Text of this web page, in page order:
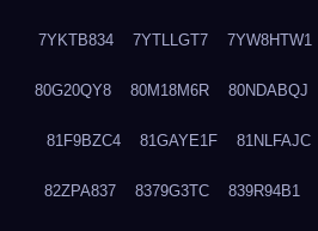
7YKTB834 7YTLLGT7 7YW8HTW1
80G20QY8 80M18M6R 80NDABQJ
81F9BZC4 81GAYE1F 81NLFAJC
82ZPA837 8379G3TC 839R94B1